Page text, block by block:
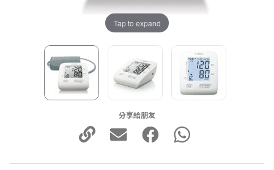
Tap to expand
分享給朋友